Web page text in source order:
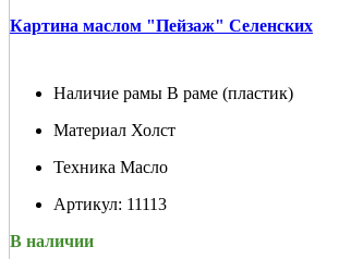
Картина маслом "Пейзаж" Селенских
Наличие рамы В раме (пластик)
Материал Холст
Техника Масло
Артикул: 11113
В наличии